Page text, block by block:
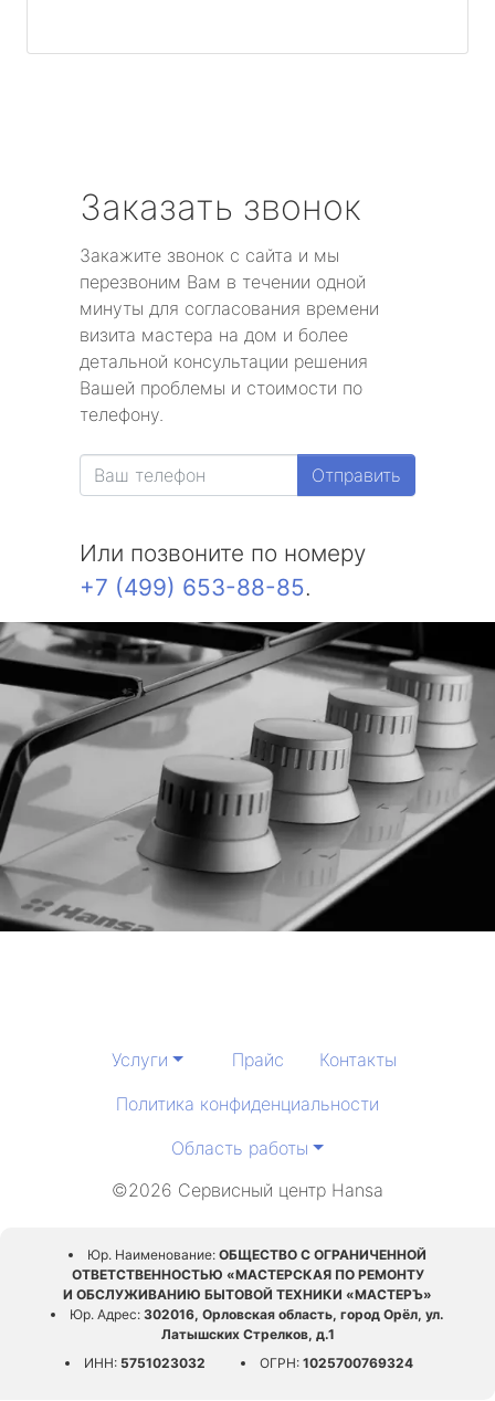
Заказать звонок
Закажите звонок с сайта и мы
перезвоним Вам в течении одной
минуты для согласования времени
визита мастера на дом и более
детальной консультации решения
Вашей проблемы и стоимости по
телефону.
Отправить
Или позвоните по номеру
+7 (499) 653-88-85.
Услуги Прайс
Контакты
Политика конфиденциальности
Область работы
©2026 Сервисный центр Hansa
Юр. Наименование: ОБЩЕСТВО С ОГРАНИЧЕННОЙ
ОТВЕТСТВЕННОСТЬЮ «МАСТЕРСКАЯ ПО РЕМОНТУ
И ОБСЛУЖИВАНИЮ БЫТОВОЙ ТЕХНИКИ «МАСТЕРЪ»
Юр. Адрес: 302016, Орловская область, город Орёл, ул.
Латышских Стрелков, д.1
ИНН:5751023032 ОГРН:1025700769324